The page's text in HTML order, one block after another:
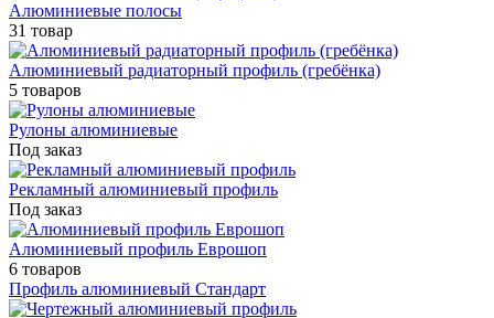
Алюминиевые полосы
31 товар
Алюминиевый радиаторный профиль (гребёнка)
5 товаров
Рулоны алюминиевые
Под заказ
Рекламный алюминиевый профиль
Под заказ
Алюминиевый профиль Еврошоп
6 товаров
Профиль алюминиевый Стандарт